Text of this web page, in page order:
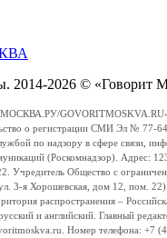
2014-2026 © «Говорит
о регистрации СМИ Эл № 77-
по надзору в сфере связи,
(Роскомнадзор). Адрес:
Учредитель Общество с
3-я Хорошевская, дом 12, пом.
распространения –
и английский. Главный
Номер телефона: +7